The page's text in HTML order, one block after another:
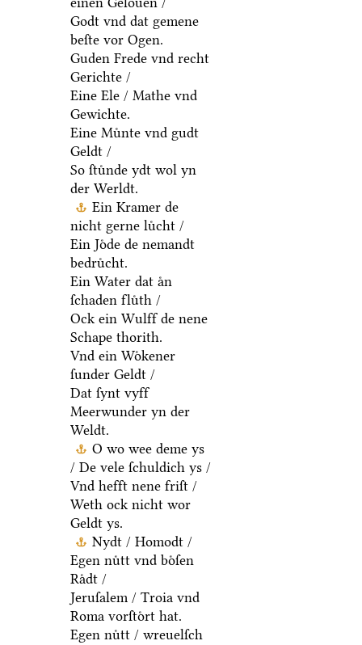
Godt vnd dat gemene
beſte vor Ogen.
Guden Frede vnd recht
Gerichte /
Eine Ele / Mathe vnd
Gewichte.
Eine Muͤnte vnd gudt
Geldt /
So ſtuͤnde ydt wol yn
der Werldt.
Ein Kramer de
nicht gerne luͤcht /
Ein Joͤde de nemandt
bedruͤcht.
Ein Water dat aͤn
ſchaden fluͤth /
Ock ein Wulff de nene
Schape thorith.
Vnd ein Woͤkener
ſunder Geldt /
Dat ſynt vyff
Meerwunder yn der
Weldt.
O wo wee deme ys
/ De vele ſchuldich ys /
Vnd hefft nene friſt /
Weth ock nicht wor
Geldt ys.
Nydt / Homodt /
Egen nuͤtt vnd boͤſen
Raͤdt /
Jeruſalem / Troia vnd
Roma vorſtoͤrt hat.
Egen nuͤtt / wreuelſch